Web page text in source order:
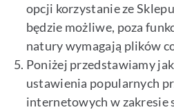
opcji korzystanie ze
będzie możliwe, poza
natury wymagają plików
Poniżej przedstawiamy
ustawienia popularnych
internetowych w zakresie